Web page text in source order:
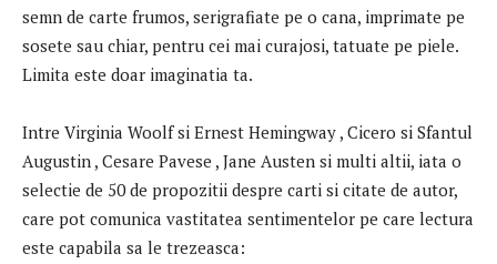
semn de carte frumos, serigrafiate pe o cana, imprimate pe
sosete sau chiar, pentru cei mai curajosi, tatuate pe piele.
Limita este doar imaginatia ta.
Intre Virginia Woolf si Ernest Hemingway , Cicero si Sfantul
Augustin , Cesare Pavese , Jane Austen si multi altii, iata o
selectie de 50 de propozitii despre carti si citate de autor,
care pot comunica vastitatea sentimentelor pe care lectura
este capabila sa le trezeasca: